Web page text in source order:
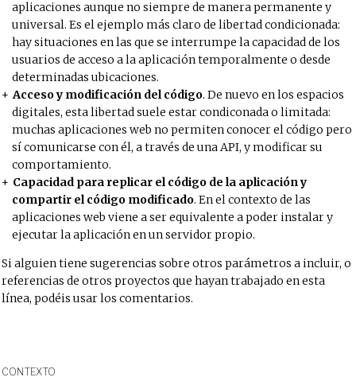
aplicaciones aunque no siempre de manera permanente y
universal. Es el ejemplo más claro de libertad condicionada:
hay situaciones en las que se interrumpe la capacidad de los
usuarios de acceso a la aplicación temporalmente o desde
determinadas ubicaciones.
Acceso y modificación del código. De nuevo en los espacios
digitales, esta libertad suele estar condiconada o limitada:
muchas aplicaciones web no permiten conocer el código pero
sí comunicarse con él, a través de una API, y modificar su
comportamiento.
Capacidad para replicar el código de la aplicación y
compartir el código modificado. En el contexto de las
aplicaciones web viene a ser equivalente a poder instalar y
ejecutar la aplicación en un servidor propio.
Si alguien tiene sugerencias sobre otros parámetros a incluir, o
referencias de otros proyectos que hayan trabajado en esta
línea, podéis usar los comentarios.
CONTEXTO